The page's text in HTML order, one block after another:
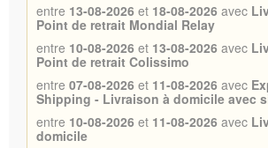
entre 13-08-2026 et 18-08-2026 avec
Point de retrait Mondial Relay
entre 10-08-2026 et 13-08-2026 avec
Point de retrait Colissimo
entre 07-08-2026 et 11-08-2026 avec
Shipping - Livraison à domicile avec
entre 10-08-2026 et 11-08-2026 avec
domicile